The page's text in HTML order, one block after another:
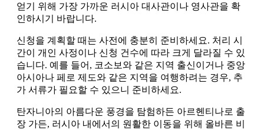
얻기 위해 가장 가까운 러시아 대사관이나 영사관을 확
인하시기 바랍니다.
신청을 계획할 때는 사전에 충분히 준비하세요. 처리 시
간이 개인 사정이나 신청 건수에 따라 크게 달라질 수 있
습니다. 예를 들어, 코소보와 같은 지역 출신이거나 중앙
아시아나 페로 제도와 같은 지역을 여행하려는 경우, 추
가 서류가 필요할 수 있으니 준비하세요.
탄자니아의 아름다운 풍경을 탐험하든 아르헨티나로 출
장 가든, 러시아 내에서의 원활한 이동을 위해 올바른 비